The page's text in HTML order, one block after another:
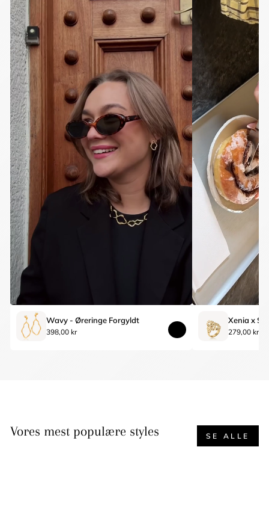
Wavy - Øreringe Forgyldt
398,00 kr 279,00 kr
Vores mest populære styles SE ALLE